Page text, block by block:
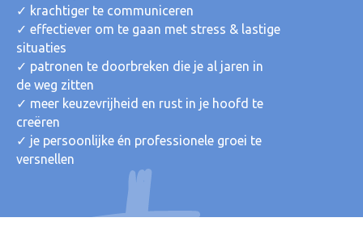
✓ krachtiger te communiceren
✓ effectiever om te gaan met stress & lastige
situaties
✓ patronen te doorbreken die je al jaren in
de weg zitten
✓ meer keuzevrijheid en rust in je hoofd te
creëren
✓ je persoonlijke én professionele groei te
versnellen